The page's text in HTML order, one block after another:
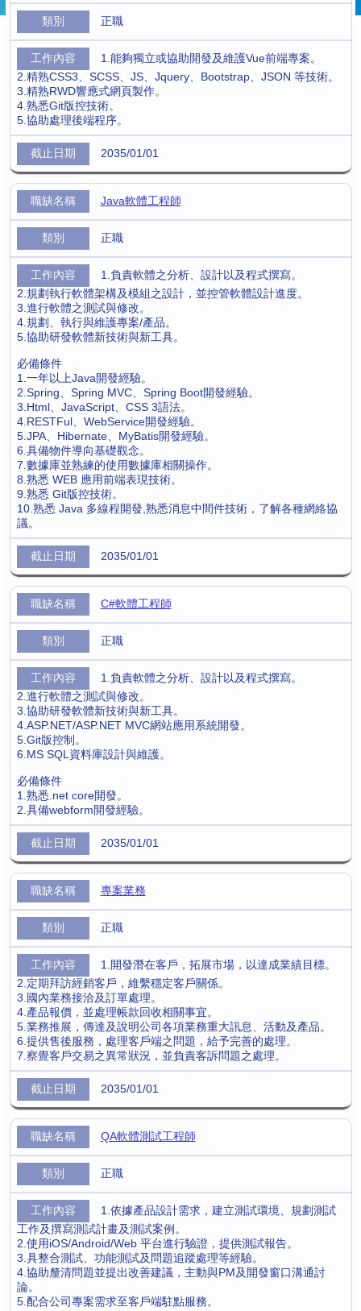
正職
1.能夠獨立或協助開發及維護Vue前端專案。
2.精熟CSS3、SCSS、JS、Jquery、Bootstrap、JSON 等技術。
3.精熟RWD響應式網頁製作。
4.熟悉Git版控技術。
5.協助處理後端程序。
2035/01/01
Java軟體工程師
正職
1.負責軟體之分析、設計以及程式撰寫。
2.規劃執行軟體架構及模組之設計，並控管軟體設計進度。
3.進行軟體之測試與修改。
4.規劃、執行與維護專案/產品。
5.協助研發軟體新技術與新工具。
必備條件
1.一年以上Java開發經驗。
2.Spring、Spring MVC、Spring Boot開發經驗。
3.Html、JavaScript、CSS 3語法。
4.RESTFul、WebService開發經驗。
5.JPA、Hibernate、MyBatis開發經驗。
6.具備物件導向基礎觀念。
7.數據庫並熟練的使用數據庫相關操作。
8.熟悉 WEB 應用前端表現技術。
9.熟悉 Git版控技術。
10.熟悉 Java 多線程開發,熟悉消息中間件技術，了解各種網絡協
議。
2035/01/01
C#軟體工程師
正職
1.負責軟體之分析、設計以及程式撰寫。
2.進行軟體之測試與修改。
3.協助研發軟體新技術與新工具。
4.ASP.NET/ASP.NET MVC網站應用系統開發。
5.Git版控制。
6.MS SQL資料庫設計與維護。
必備條件
1.熟悉.net core開發。
2.具備webform開發經驗。
2035/01/01
專案業務
正職
1.開發潛在客戶，拓展市場，以達成業績目標。
2.定期拜訪經銷客戶，維繫穩定客戶關係。
3.國內業務接洽及訂單處理。
4.產品報價，並處理帳款回收相關事宜。
5.業務推展，傳達及說明公司各項業務重大訊息、活動及產品。
6.提供售後服務，處理客戶端之問題，給予完善的處理。
7.察覺客戶交易之異常狀況，並負責客訴問題之處理。
2035/01/01
QA軟體測試工程師
正職
1.依據產品設計需求，建立測試環境、規劃測試
工作及撰寫測試計畫及測試案例。
2.使用iOS/Android/Web 平台進行驗證，提供測試報告。
3.具整合測試、功能測試及問題追蹤處理等經驗。
4.協助釐清問題並提出改善建議，主動與PM及開發窗口溝通討
論。
5.配合公司專案需求至客戶端駐點服務。